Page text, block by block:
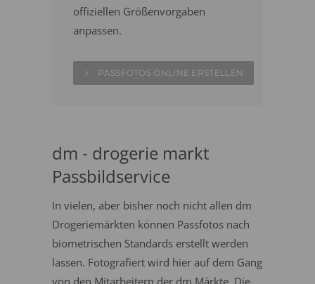
offiziellen Größenvorgaben
anpassen.
PASSFOTOS ONLINE ERSTELLEN
dm - drogerie markt
Passbildservice
In vielen, aber bisher noch nicht allen dm
Drogeriemärkten können Passfotos nach
biometrischen Standards erstellt werden
lassen. Fotografiert wird hier auf dem Gang
von den Mitarbeitern der dm Märkte. Die